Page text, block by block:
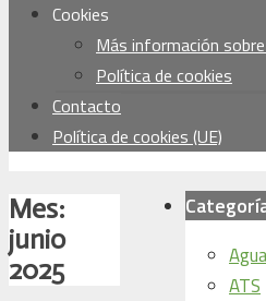
Cookies
Más información
Política de cookies
Contacto
Política de cookies (UE)
Mes:
junio
2025
ATS